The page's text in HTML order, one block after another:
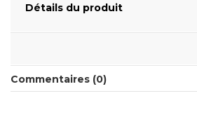
Détails du produit
Commentaires (0)